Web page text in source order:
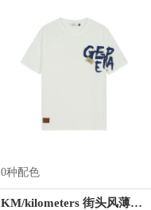
0种配色
KM/kilometers 街头风薄款印花短袖T恤 男女同款 M2X2108248